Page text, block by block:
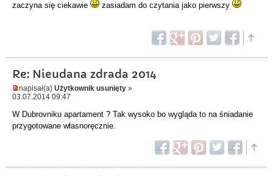
zaczyna się ciekawie zasiadam do czytania jako pierwszy
Re: Nieudana zdrada 2014
napisał(a) Użytkownik usunięty »
03.07.2014 09:47
W Dubrovniku apartament ? Tak wysoko bo wygląda to na śniadanie
przygotowane własnoręcznie.